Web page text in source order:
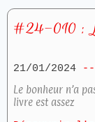
#24-010 :
21/01/2024
Le bonheur n’a
livre est assez